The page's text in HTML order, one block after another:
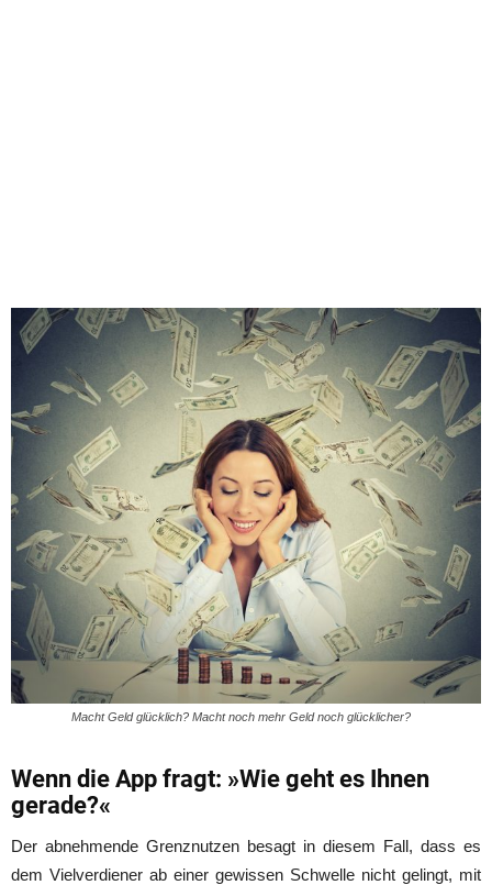
Macht Geld glücklich? Macht noch mehr Geld noch glücklicher?
Wenn die App fragt: »Wie geht es Ihnen
gerade?«
Der abnehmende Grenznutzen besagt in diesem Fall, dass es
dem Vielverdiener ab einer gewissen Schwelle nicht gelingt, mit